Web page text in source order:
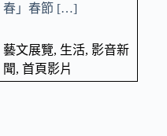
春」春節 […]
藝文展覽, 生活, 影音新
聞, 首頁影片